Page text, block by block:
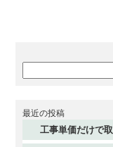
最近の投稿
工事単価だけで